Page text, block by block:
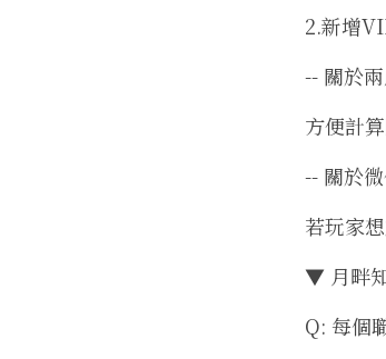
2.新增
-- 關於
方便計
-- 關於
若玩家
▼ 月畔
Q: 每個